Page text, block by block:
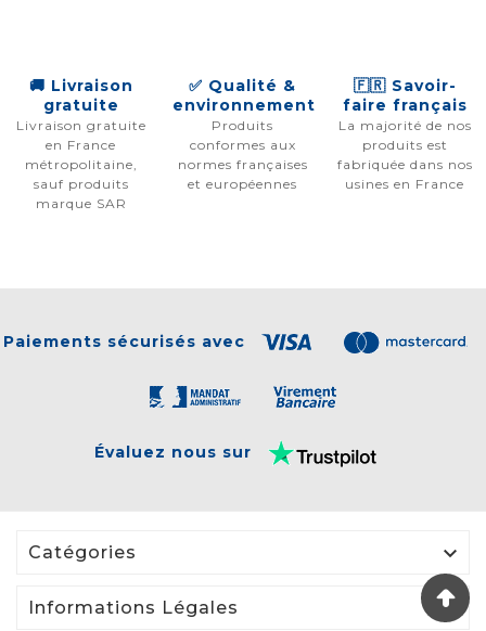
🚚 Livraison
gratuite
Livraison gratuite
en France
métropolitaine,
sauf produits
marque SAR
✅ Qualité &
environnement
Produits
conformes aux
normes françaises
et européennes
🇫🇷 Savoir-
faire français
La majorité de nos
produits est
fabriquée dans nos
usines en France
Paiements sécurisés avec
Évaluez nous sur
Catégories 
Informations Légales 